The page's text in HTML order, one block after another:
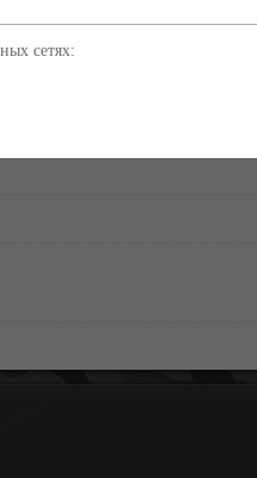
сетях: